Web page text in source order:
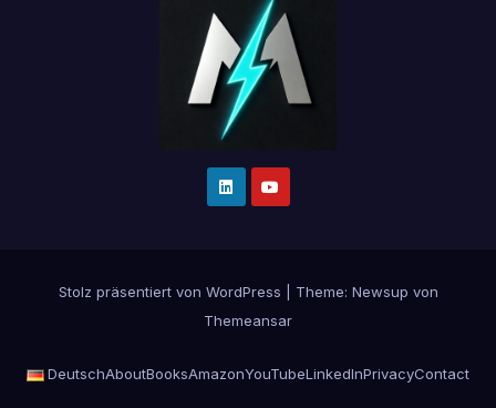
Stolz präsentiert von WordPress Theme: Newsup von
Themeansar
DeutschAboutBooksAmazonYouTubeLinkedInPrivacyContact